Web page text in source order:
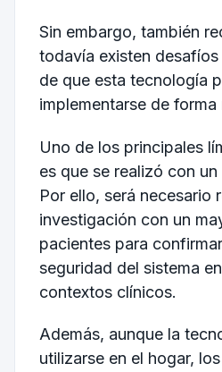
Sin embargo, también
todavía existen
de que esta tecnología
implementarse de forma
Uno de los principales
es que se realizó con
Por ello, será necesario
investigación con un
pacientes para
seguridad del sistema
contextos clínicos.
Además, aunque la
utilizarse en el hogar,